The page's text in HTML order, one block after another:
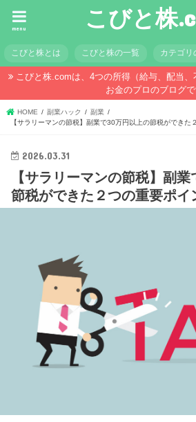
こびと株
menu
こびと株とは こびと株の一覧 カテゴリ
こびと株.comは、4つの所得（給与、配当
お金のプロのブログ
HOME 副業ハック
副業
【サラリーマンの節税】副業で30万円以上の節税ができた
2026.03.31
【サラリーマンの節税】副
節税ができた２つの重要ポイ